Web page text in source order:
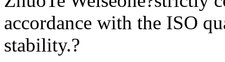
accordance with the ISO
stability.?